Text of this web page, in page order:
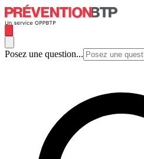
Posez une question...